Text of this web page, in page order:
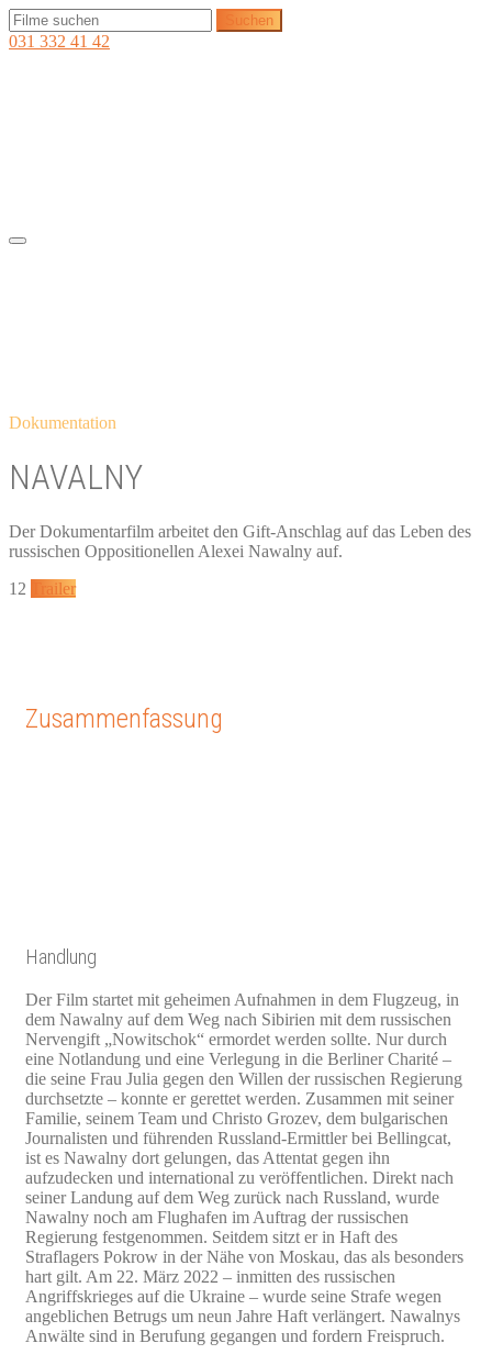
031 332 41 42
Dokumentation
NAVALNY
Der Dokumentarfilm arbeitet den Gift-Anschlag auf das Leben des
russischen Oppositionellen Alexei Nawalny auf.
12
Trailer
Zusammenfassung
Handlung
Der Film startet mit geheimen Aufnahmen in dem Flugzeug, in
dem Nawalny auf dem Weg nach Sibirien mit dem russischen
Nervengift „Nowitschok“ ermordet werden sollte. Nur durch
eine Notlandung und eine Verlegung in die Berliner Charité –
die seine Frau Julia gegen den Willen der russischen Regierung
durchsetzte – konnte er gerettet werden. Zusammen mit seiner
Familie, seinem Team und Christo Grozev, dem bulgarischen
Journalisten und führenden Russland-Ermittler bei Bellingcat,
ist es Nawalny dort gelungen, das Attentat gegen ihn
aufzudecken und international zu veröffentlichen. Direkt nach
seiner Landung auf dem Weg zurück nach Russland, wurde
Nawalny noch am Flughafen im Auftrag der russischen
Regierung festgenommen. Seitdem sitzt er in Haft des
Straflagers Pokrow in der Nähe von Moskau, das als besonders
hart gilt. Am 22. März 2022 – inmitten des russischen
Angriffskrieges auf die Ukraine – wurde seine Strafe wegen
angeblichen Betrugs um neun Jahre Haft verlängert. Nawalnys
Anwälte sind in Berufung gegangen und fordern Freispruch.